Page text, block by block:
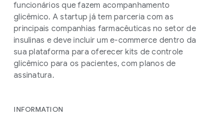
funcionários que fazem acompanhamento
glicêmico. A startup já tem parceria com as
principais companhias farmacêuticas no setor de
insulinas e deve incluir um e-commerce dentro da
sua plataforma para oferecer kits de controle
glicêmico para os pacientes, com planos de
assinatura.
INFORMATION